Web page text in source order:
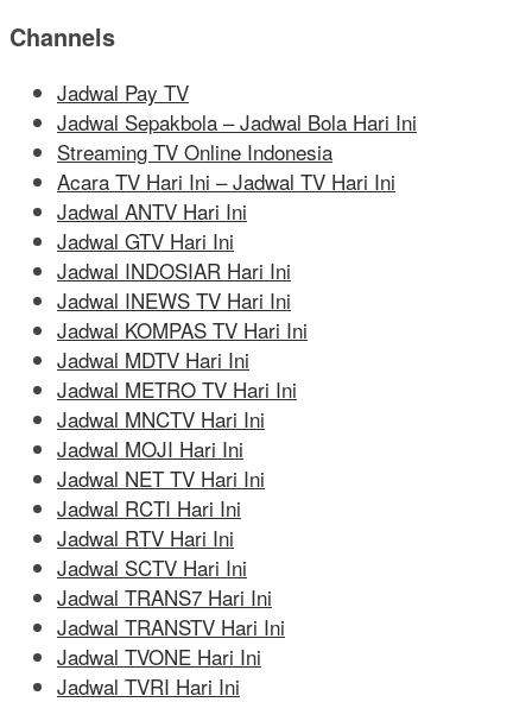
Channels
Jadwal Pay TV
Jadwal Sepakbola – Jadwal Bola Hari Ini
Streaming TV Online Indonesia
Acara TV Hari Ini – Jadwal TV Hari Ini
Jadwal ANTV Hari Ini
Jadwal GTV Hari Ini
Jadwal INDOSIAR Hari Ini
Jadwal INEWS TV Hari Ini
Jadwal KOMPAS TV Hari Ini
Jadwal MDTV Hari Ini
Jadwal METRO TV Hari Ini
Jadwal MNCTV Hari Ini
Jadwal MOJI Hari Ini
Jadwal NET TV Hari Ini
Jadwal RCTI Hari Ini
Jadwal RTV Hari Ini
Jadwal SCTV Hari Ini
Jadwal TRANS7 Hari Ini
Jadwal TRANSTV Hari Ini
Jadwal TVONE Hari Ini
Jadwal TVRI Hari Ini